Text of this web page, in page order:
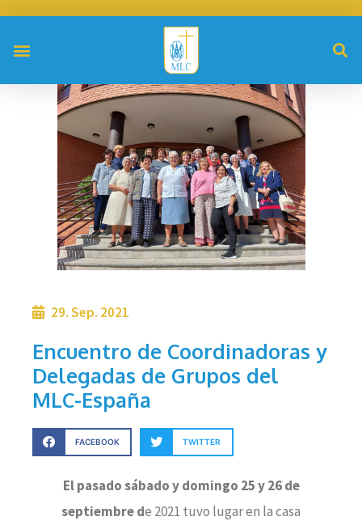
29. Sep. 2021
Encuentro de Coordinadoras y
Delegadas de Grupos del
MLC-España
FACEBOOK TWITTER
El pasado sábado y domingo 25 y 26 de
septiembre de 2021 tuvo lugar en la casa